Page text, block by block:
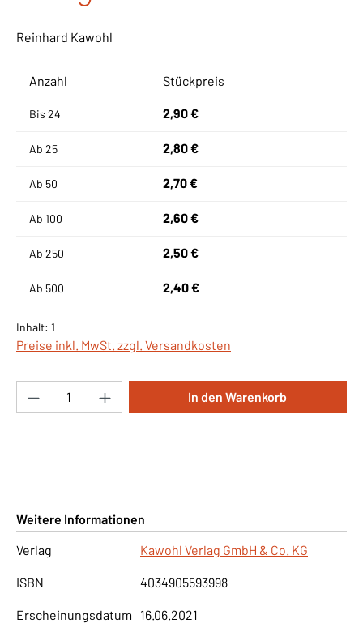
Reinhard Kawohl
Anzahl Stückpreis
Bis 24 2,90 €
Ab 25 2,80 €
Ab 50 2,70 €
Ab 100 2,60 €
Ab 250 2,50 €
Ab 500 2,40 €
Inhalt: 1
Preise inkl. MwSt. zzgl. Versandkosten
Produkt Anzahl: Gib den gewünschten
In den Warenkorb
Weitere Informationen
Verlag
Kawohl Verlag GmbH & Co. KG
ISBN 4034905593998
Erscheinungsdatum 16.06.2021